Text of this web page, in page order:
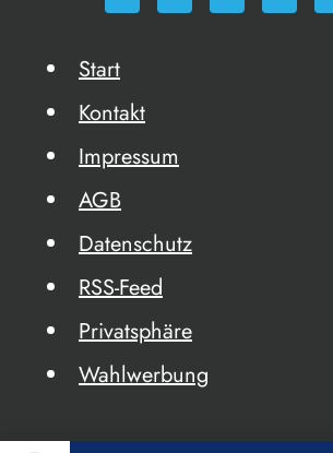
Start
Kontakt
Impressum
AGB
Datenschutz
RSS-Feed
Privatsphäre
Wahlwerbung